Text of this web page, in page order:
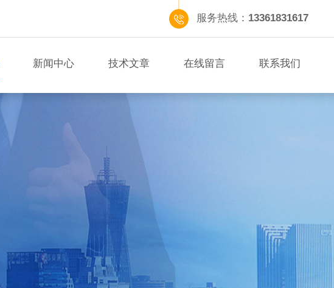
服务热线： 13361831617
新闻中心 技术文章 在线留言 联系我们